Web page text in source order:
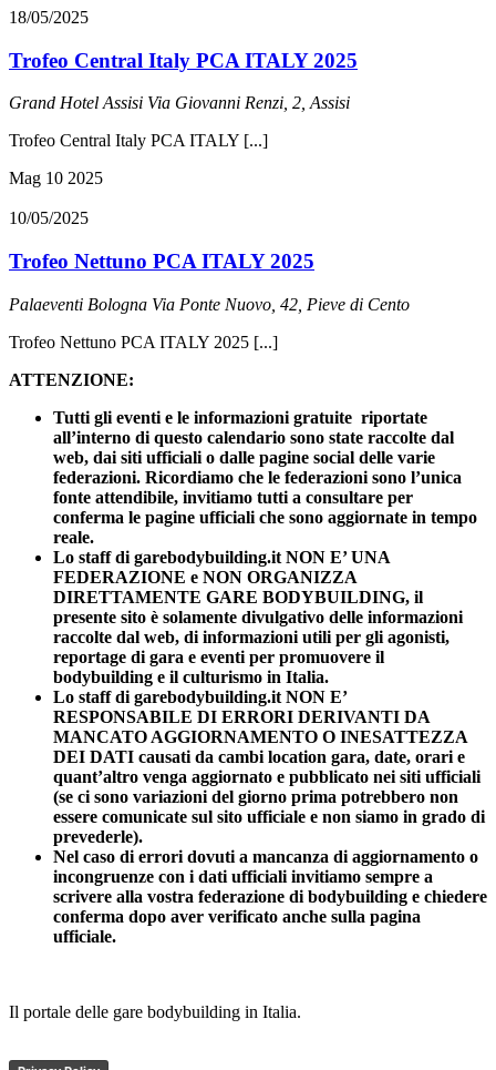
18/05/2025
Trofeo Central Italy PCA ITALY 2025
Grand Hotel Assisi Via Giovanni Renzi, 2, Assisi
Trofeo Central Italy PCA ITALY [...]
Mag 10 2025
10/05/2025
Trofeo Nettuno PCA ITALY 2025
Palaeventi Bologna Via Ponte Nuovo, 42, Pieve di Cento
Trofeo Nettuno PCA ITALY 2025 [...]
ATTENZIONE:
Tutti gli eventi e le informazioni gratuite riportate
all’interno di questo calendario sono state raccolte dal
web, dai siti ufficiali o dalle pagine social delle varie
federazioni. Ricordiamo che le federazioni sono l’unica
fonte attendibile, invitiamo tutti a consultare per
conferma le pagine ufficiali che sono aggiornate in tempo
reale.
Lo staff di garebodybuilding.it NON E’ UNA
FEDERAZIONE e NON ORGANIZZA
DIRETTAMENTE GARE BODYBUILDING, il
presente sito è solamente divulgativo delle informazioni
raccolte dal web, di informazioni utili per gli agonisti,
reportage di gara e eventi per promuovere il
bodybuilding e il culturismo in Italia.
Lo staff di garebodybuilding.it NON E’
RESPONSABILE DI ERRORI DERIVANTI DA
MANCATO AGGIORNAMENTO O INESATTEZZA
DEI DATI causati da cambi location gara, date, orari e
quant’altro venga aggiornato e pubblicato nei siti ufficiali
(se ci sono variazioni del giorno prima potrebbero non
essere comunicate sul sito ufficiale e non siamo in grado di
prevederle).
Nel caso di errori dovuti a mancanza di aggiornamento o
incongruenze con i dati ufficiali invitiamo sempre a
scrivere alla vostra federazione di bodybuilding e chiedere
conferma dopo aver verificato anche sulla pagina
ufficiale.
Il portale delle gare bodybuilding in Italia.